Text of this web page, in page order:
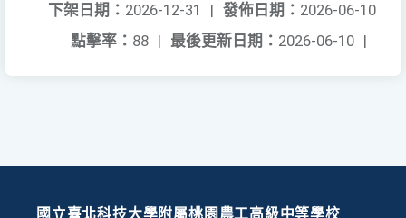
發佈日期： 2026-06-10
下架日期： 2026-12-31
|
最後更新日期： 2026-06-10 |
點擊率： 88 |
國立臺北科技大學附屬桃園農工高級中等學校